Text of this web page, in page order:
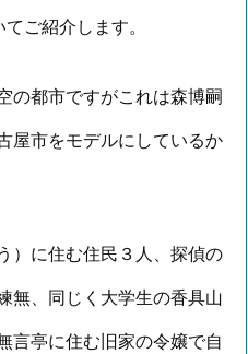
ご紹介します。
の都市ですがこれは森博嗣
屋市をモデルにしているか
）に住む住民３人、探偵の
無、同じく大学生の香具山
言亭に住む旧家の令嬢で自